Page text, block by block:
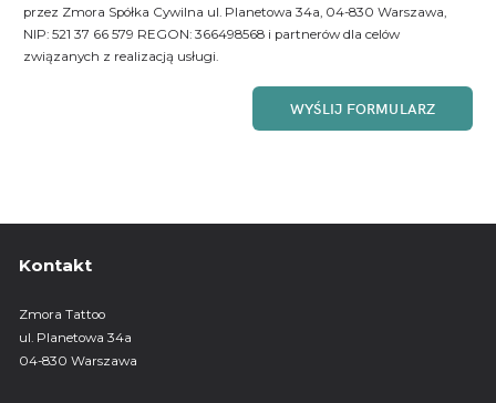
przez Zmora Spółka Cywilna ul. Planetowa 34a, 04-830 Warszawa,
NIP: 521 37 66 579 REGON: 366498568 i partnerów dla celów
związanych z realizacją usługi.
Kontakt
Zmora Tattoo
ul. Planetowa 34a
04-830 Warszawa